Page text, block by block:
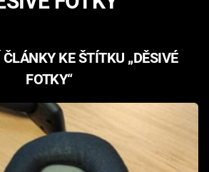
KE ŠTÍTKU „DĚSIVÉ
FOTKY“